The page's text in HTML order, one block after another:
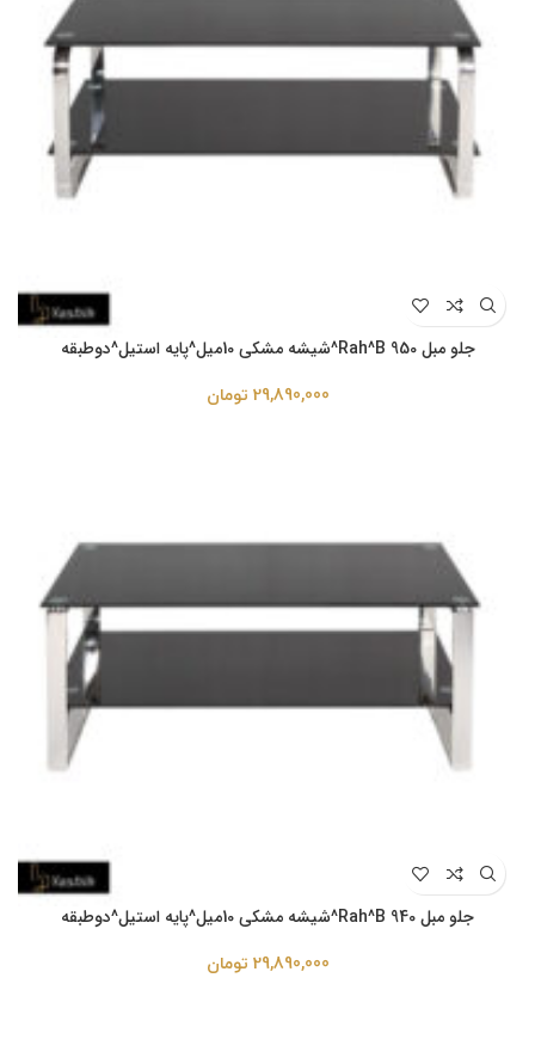
جلو مبل Rah^B 950^شیشه مشکی 10میل^پایه استیل^دوطبقه
29,890,000 تومان
جلو مبل Rah^B 940^شیشه مشکی 10میل^پایه استیل^دوطبقه
29,890,000 تومان